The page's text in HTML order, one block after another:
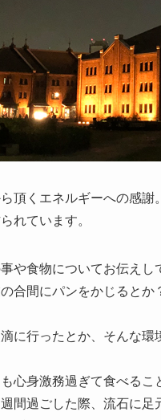
頂くエネルギーへの感謝。
れています。
や食物についてお伝え
合間にパンをかじると
に行ったとか、そんな
心身激務過ぎて食べるこ
間過ごした際、流石に